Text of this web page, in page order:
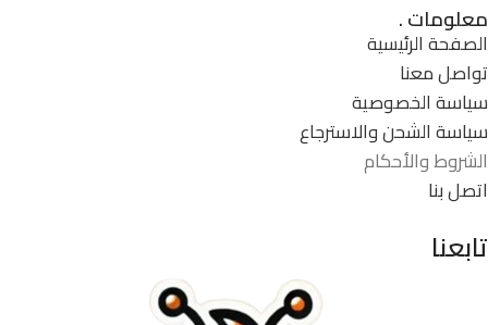
معلومات .
الصفحة الرئيسية
تواصل معنا
سياسة الخصوصية
سياسة الشحن والاسترجاع
الشروط والأحكام
اتصل بنا
تابعنا